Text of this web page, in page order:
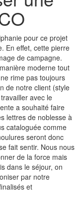
pour ce projet
En effet, cette pierre
de campagne.
moderne tout
rime pas toujours
de notre client (style
avec le
a souhaité faire
lettres de noblesse à
cataloguée comme
seront donc
fait sentir. Nous nous
de la force mais
dans le séjour, on
par notre
et